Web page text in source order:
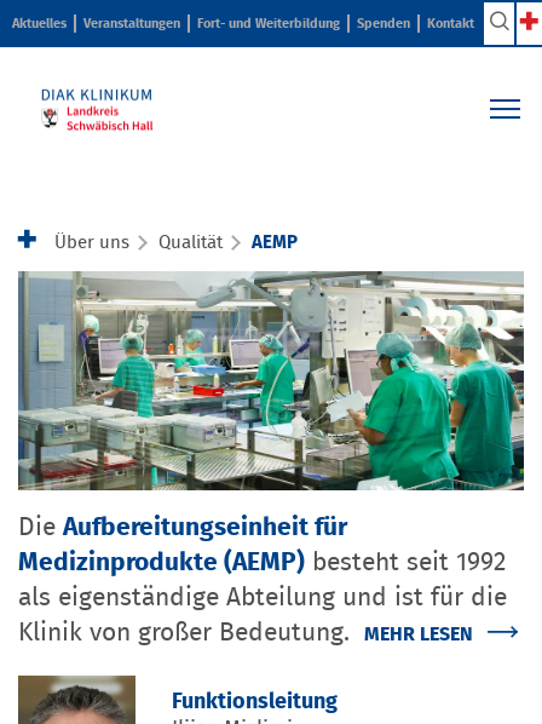
Aktuelles Veranstaltungen Fort- und Weiterbildung Spenden Kontakt
Ihr Aufenthalt
Karriere & Ausbildung
Über uns
Über uns Qualität AEMP
Die Aufbereitungseinheit für
Medizinprodukte (AEMP) besteht seit 1992
als eigenständige Abteilung und ist für die
Klinik von großer Bedeutung.
MEHR LESEN
Funktionsleitung